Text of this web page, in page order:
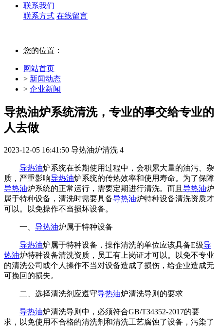
联系我们
联系方式 在线留言
您的位置：
网站首页
> 新闻动态
> 企业新闻
导热油炉系统清洗，专业的事交给专业的
人去做
2023-12-05 16:41:50 导热油炉清洗 4
导热油炉系统在长期使用过程中，会积累大量的油污、杂
质，严重影响导热油炉系统的传热效率和使用寿命。为了保障
导热油炉系统的正常运行，需要定期进行清洗。而且 导热油炉
属于特种设备，清洗时需要具备导热油炉特种设备清洗资质才
可以。以免操作不当损坏设备。
一、 导热油炉属于特种设备
导热油炉属于特种设备，操作清洗的单位应该具备E级导
热油炉特种设备清洗资质，员工有上岗证才可以。以免不专业
的清洗公司或个人操作不当对设备造成了损伤，给企业造成无
可挽回的损失。
二、选择清洗剂应遵守导热油炉清洗导则的要求
导热油炉清洗导则中，必须符合GB/T34352-2017的要
求，以免使用不合格的清洗剂和清洗工艺腐蚀了设备，污染了